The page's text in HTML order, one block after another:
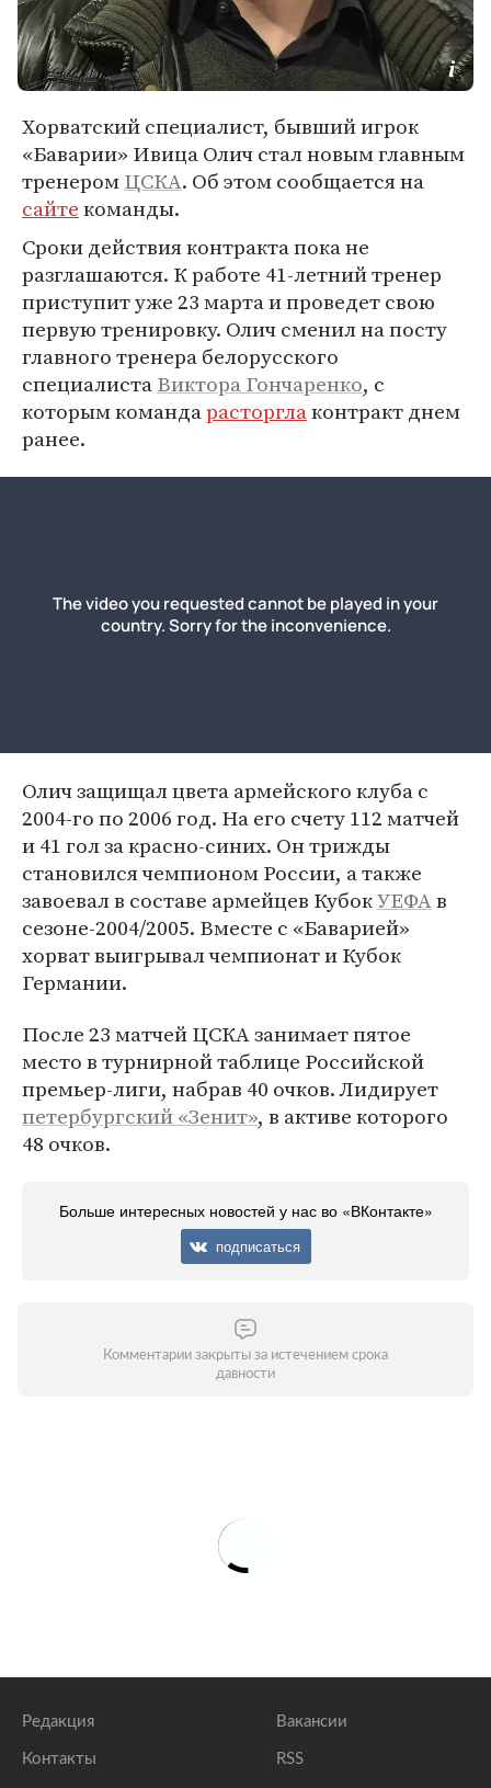
Хорватский специалист, бывший игрок
«Баварии» Ивица Олич стал новым главным
тренеромЦСКА. Об этом сообщается на
сайтекоманды.
Сроки действия контракта пока не
разглашаются. К работе 41-летний тренер
приступит уже 23 марта и проведет свою
первую тренировку. Олич сменил на посту
главного тренера белорусского
специалистаВиктора Гончаренко, с
которым командарасторглаконтракт днем
ранее.
Олич защищал цвета армейского клуба с
2004-го по 2006 год. На его счету 112 матчей
и 41 гол за красно-синих. Он трижды
становился чемпионом России, а также
завоевал в составе армейцев КубокУЕФАв
сезоне-2004/2005. Вместе с «Баварией»
хорват выигрывал чемпионат и Кубок
Германии.
После 23 матчей ЦСКА занимает пятое
место в турнирной таблице Российской
премьер-лиги, набрав 40 очков. Лидирует
петербургский «Зенит», в активе которого
48 очков.
Больше интересных новостей у нас во «ВКонтакте»
подписаться
Комментарии закрыты за истечением срока
давности
Редакция
Контакты
Вакансии
RSS